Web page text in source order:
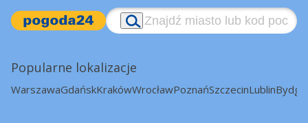
Popularne lokalizacje
WarszawaGdańskKrakówWrocławPoznańSzczecinLublin